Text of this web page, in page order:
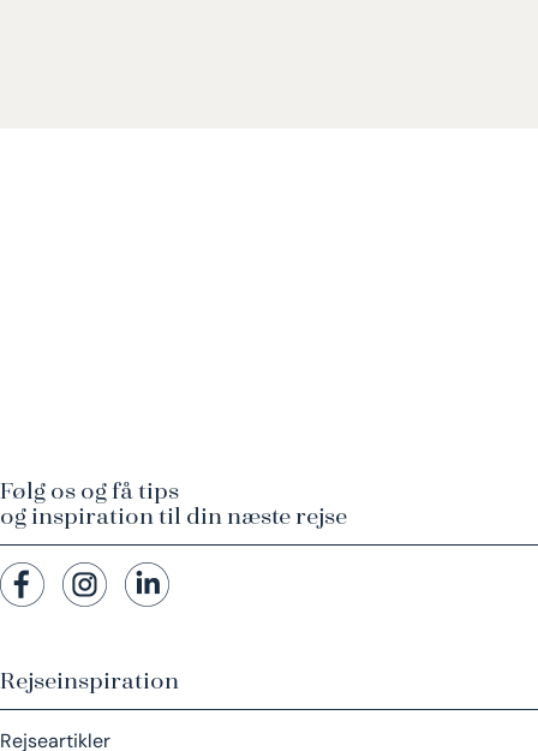
Rejseinspiration
Rejseartikler
Følg os og få tips
og inspiration til din næste rejse